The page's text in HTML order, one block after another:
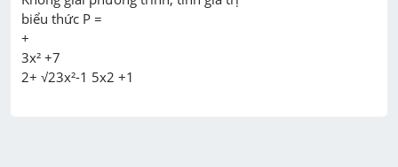
biểu thức P =
+
3x² +7